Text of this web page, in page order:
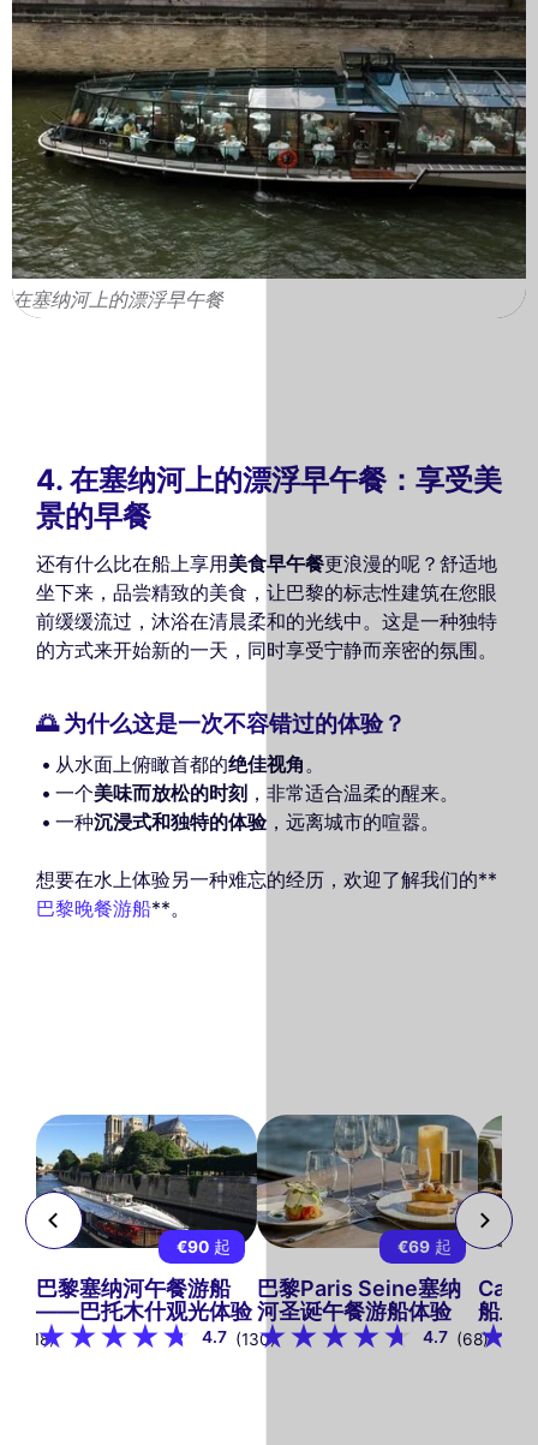
在塞纳河上的漂浮早午餐
4. 在塞纳河上的漂浮早午餐：享受美
景的早餐
还有什么比在船上享用美食早午餐更浪漫的呢？舒适地
坐下来，品尝精致的美食，让巴黎的标志性建筑在您眼
前缓缓流过，沐浴在清晨柔和的光线中。这是一种独特
的方式来开始新的一天，同时享受宁静而亲密的氛围。
🌅 为什么这是一次不容错过的体验？
从水面上俯瞰首都的绝佳视角。
一个美味而放松的时刻 ，非常适合温柔的醒来。
一种沉浸式和独特的体验 ，远离城市的喧嚣。
想要在水上体验另一种难忘的经历，欢迎了解我们的**
巴黎晚餐游船**。
(318)
€90 起
巴黎塞纳河午餐游船
——巴托木什观光体验
4.7 (130)
€69 起
巴黎Paris Seine塞纳
河圣诞午餐游船体验
4.7 (68)
船上